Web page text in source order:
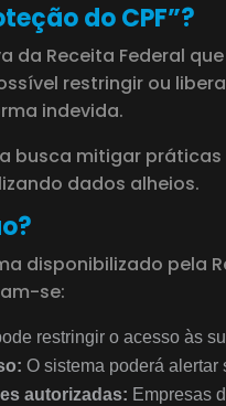
do CPF”?
da Receita Federal
restringir ou
indevida.
busca mitigar
dados alheios.
disponibilizado pela
se:
restringir o acesso às
O sistema poderá alertar
autorizadas: Empresas